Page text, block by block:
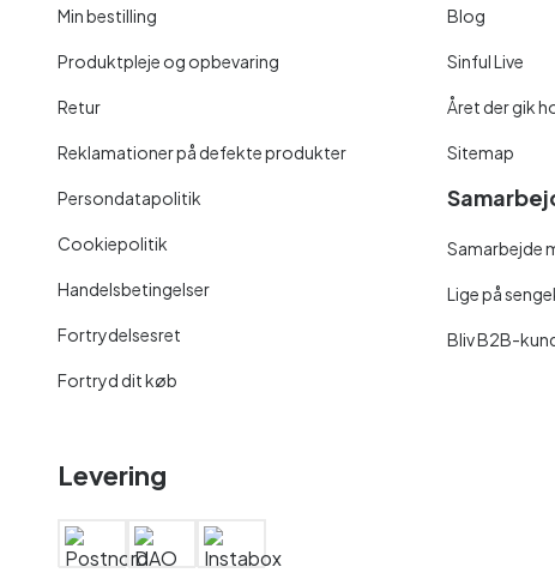
Min bestilling
Produktpleje og opbevaring
Retur
Reklamationer på defekte produkter
Persondatapolitik
Cookiepolitik
Handelsbetingelser
Fortrydelsesret
Fortryd dit køb
Blog
Sinful Live
Året der gik
Sitemap
Samarbejde
Lige på
Bliv B2B-
Levering